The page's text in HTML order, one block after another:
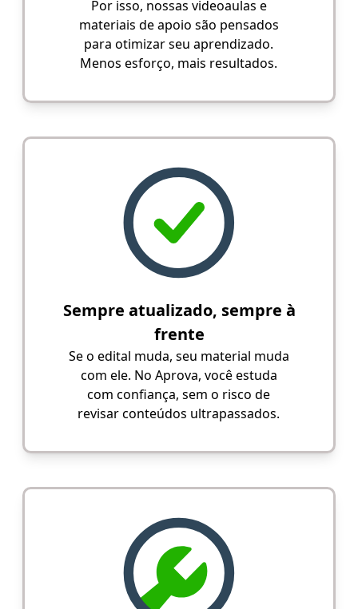
Por isso, nossas videoaulas e
materiais de apoio são pensados
para otimizar seu aprendizado.
Menos esforço, mais resultados.
Sempre atualizado, sempre à
frente
Se o edital muda, seu material muda
com ele. No Aprova, você estuda
com confiança, sem o risco de
revisar conteúdos ultrapassados.